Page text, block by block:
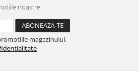
noastre
magazinului.